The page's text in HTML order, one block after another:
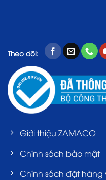
Theo dõi:
Giới thiệu ZAMACO
Chính sách bảo mật
Chính sách đặt